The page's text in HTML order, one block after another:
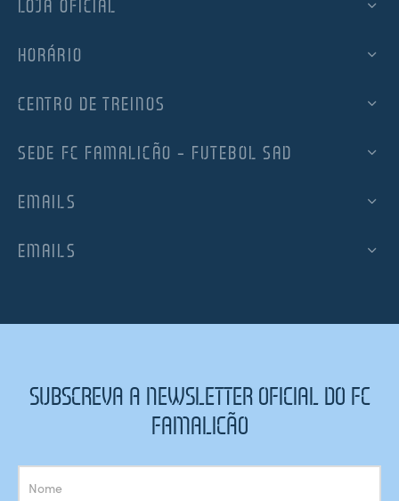
LOJA OFICIAL
HORÁRIO
CENTRO DE TREINOS
SEDE FC FAMALICÃO – FUTEBOL SAD
EMAILS
EMAILS
SUBSCREVA A NEWSLETTER OFICIAL DO FC
FAMALICÃO
Subscrição